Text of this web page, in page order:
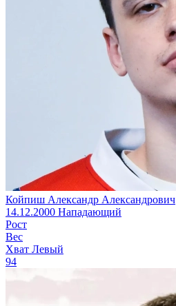
Койпиш Александр Александрович
14.12.2000 Нападающий
Рост
Вес
Хват Левый
94